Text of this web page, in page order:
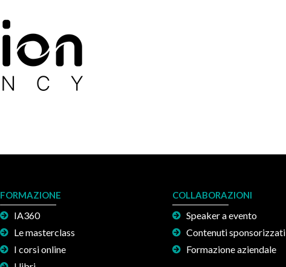
FORMAZIONE
IA360
Le masterclass
I corsi online
COLLABORAZIONI
Speaker a evento
Contenuti sponsorizzati
Formazione aziendale